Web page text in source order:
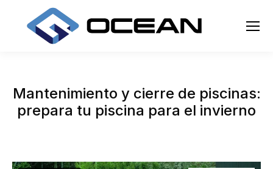
Mantenimiento y cierre de piscinas:
prepara tu piscina para el invierno